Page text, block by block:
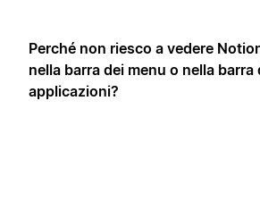
Perché non riesco a vedere
nella barra dei menu o nella barra
applicazioni?